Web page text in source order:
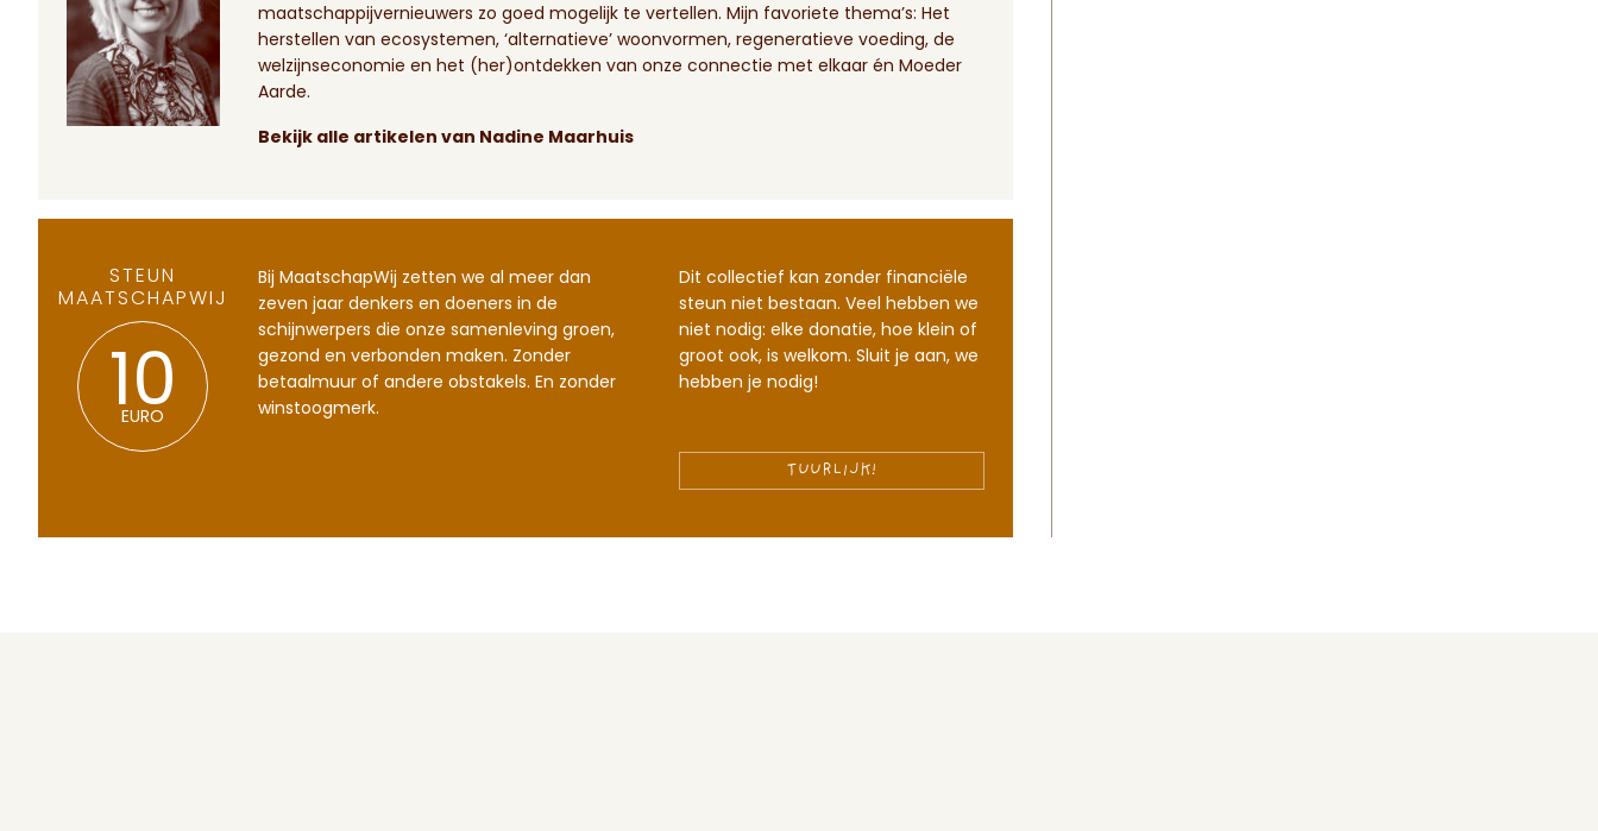
maatschappijvernieuwers zo goed mogelijk te vertellen. Mijn favoriete thema’s: Het
herstellen van ecosystemen, ‘alternatieve’ woonvormen, regeneratieve voeding, de
welzijnseconomie en het (her)ontdekken van onze connectie met elkaar én Moeder
Aarde.
Bekijk alle artikelen van Nadine Maarhuis
STEUN
MAATSCHAPWIJ
10
EURO
Bij MaatschapWij zetten we al meer dan
zeven jaar denkers en doeners in de
schijnwerpers die onze samenleving groen,
gezond en verbonden maken. Zonder
betaalmuur of andere obstakels. En zonder
winstoogmerk.
Dit collectief kan zonder financiële
steun niet bestaan. Veel hebben we
niet nodig: elke donatie, hoe klein of
groot ook, is welkom. Sluit je aan, we
hebben je nodig!
TUURLIJK!